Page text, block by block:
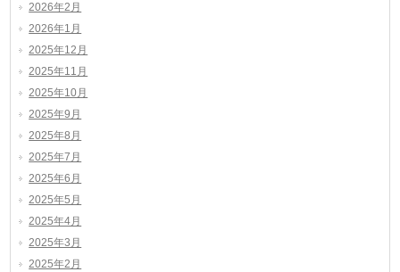
2026年2月
2026年1月
2025年12月
2025年11月
2025年10月
2025年9月
2025年8月
2025年7月
2025年6月
2025年5月
2025年4月
2025年3月
2025年2月